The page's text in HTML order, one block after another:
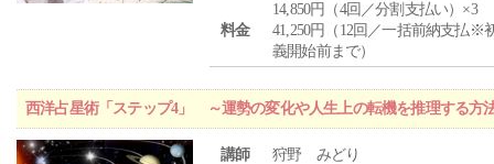
料金
14,850円（4回／分割支払い）×3
41,250円（12回／一括前納支払※
義開始前まで）
西洋占星術「ステップ4」 ～運勢の変化や人生上の転機を推理する方
講師
狩野 みどり